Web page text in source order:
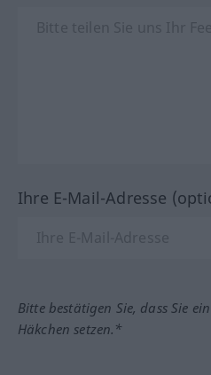
Ihre E-Mail-Adresse
Bitte bestätigen Sie, dass Sie
Häkchen setzen.*